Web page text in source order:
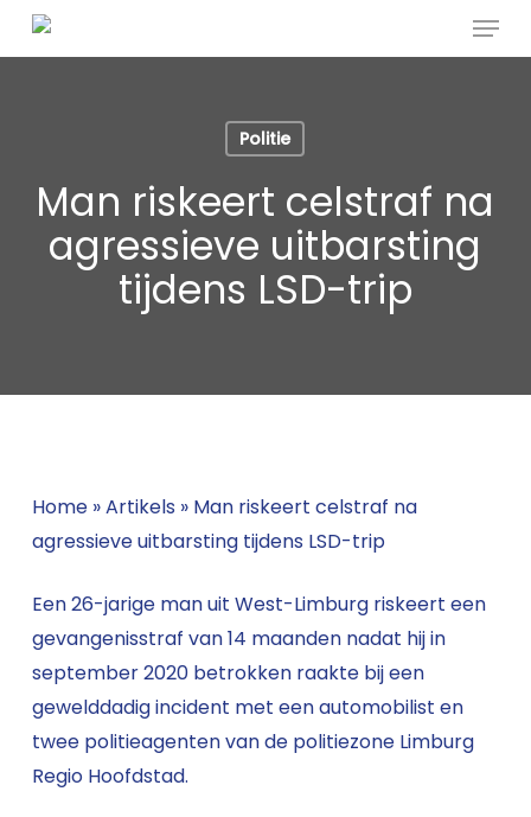
Skip
to
Menu
Politie
Man riskeert celstraf na
agressieve uitbarsting
tijdens LSD-trip
Home»Artikels » Man riskeert celstraf na
agressieve uitbarsting tijdens LSD-trip
Een 26-jarige man uit West-Limburg riskeert een
gevangenisstraf van 14 maanden nadat hij in
september 2020 betrokken raakte bij een
gewelddadig incident met een automobilist en
twee politieagenten van de politiezone Limburg
Regio Hoofdstad.